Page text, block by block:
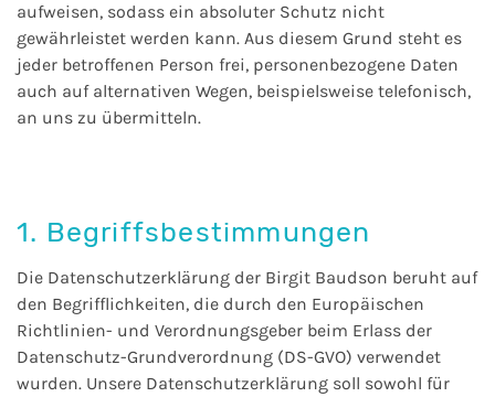
aufweisen, sodass ein absoluter Schutz nicht
gewährleistet werden kann. Aus diesem Grund steht es
jeder betroffenen Person frei, personenbezogene Daten
auch auf alternativen Wegen, beispielsweise telefonisch,
an uns zu übermitteln.
1. Begriffsbestimmungen
Die Datenschutzerklärung der Birgit Baudson beruht auf
den Begrifflichkeiten, die durch den Europäischen
Richtlinien- und Verordnungsgeber beim Erlass der
Datenschutz-Grundverordnung (DS-GVO) verwendet
wurden. Unsere Datenschutzerklärung soll sowohl für